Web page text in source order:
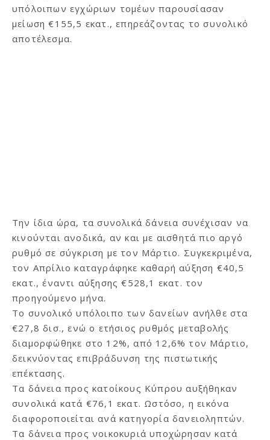
υπόλοιπων εγχώριων τομέων παρουσίασαν
μείωση €155,5 εκατ., επηρεάζοντας το συνολικό
αποτέλεσμα.
Την ίδια ώρα, τα συνολικά δάνεια συνέχισαν να
κινούνται ανοδικά, αν και με αισθητά πιο αργό
ρυθμό σε σύγκριση με τον Μάρτιο. Συγκεκριμένα,
τον Απρίλιο καταγράφηκε καθαρή αύξηση €40,5
εκατ., έναντι αύξησης €528,1 εκατ. τον
προηγούμενο μήνα.
Το συνολικό υπόλοιπο των δανείων ανήλθε στα
€27,8 δισ., ενώ ο ετήσιος ρυθμός μεταβολής
διαμορφώθηκε στο 12%, από 12,6% τον Μάρτιο,
δεικνύοντας επιβράδυνση της πιστωτικής
επέκτασης.
Τα δάνεια προς κατοίκους Κύπρου αυξήθηκαν
συνολικά κατά €76,1 εκατ. Ωστόσο, η εικόνα
διαφοροποιείται ανά κατηγορία δανειοληπτών.
Τα δάνεια προς νοικοκυριά υποχώρησαν κατά